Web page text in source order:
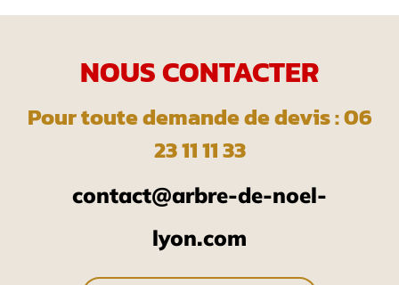
NOUS CONTACTER
Pour toute demande de devis : 06
23 11 11 33
contact@arbre-de-noel-
lyon.com